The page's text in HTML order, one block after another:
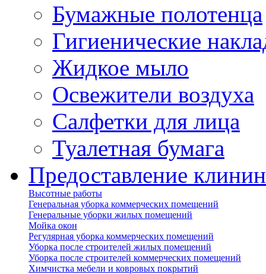
Бумажные полотенца
Гигиенические
Жидкое мыло
Освежители воздуха
Салфетки для лица
Туалетная бумага
Предоставление
Высотные работы
Генеральная уборка коммерческих помещений
Генеральные уборки жилых помещений
Мойка окон
Регулярная уборка коммерческих помещений
Уборка после строителей жилых помещений
Уборка после строителей коммерческих помещений
Химчистка мебели и ковровых покрытий